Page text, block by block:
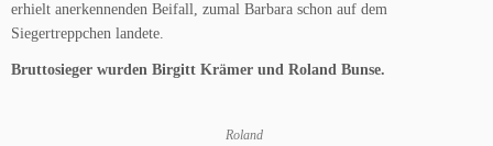
erhielt anerkennenden Beifall, zumal Barbara schon auf dem
Siegertreppchen landete.
Bruttosieger wurden Birgitt Krämer und Roland Bunse.
Roland